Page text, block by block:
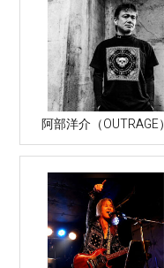
阿部洋介（OUTRAGE）